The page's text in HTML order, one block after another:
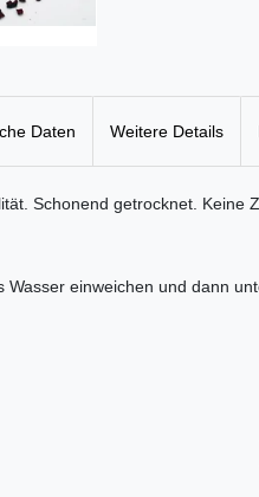
Daten Weitere Details
Schonend getrocknet. Keine
einweichen und dann